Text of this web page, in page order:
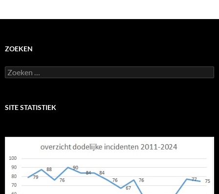
ZOEKEN
Zoeken
naar:
SITE STATISTIEK